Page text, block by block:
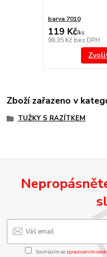
barva 7010
119 Kč/ks
98,35 Kč bez DPH
Zboží zařazeno v
TUŽKY S RAZÍTKEM
Souhlasím se zpracováním